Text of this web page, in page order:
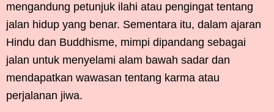
mengandung petunjuk ilahi atau pengingat tentang
jalan hidup yang benar. Sementara itu, dalam ajaran
Hindu dan Buddhisme, mimpi dipandang sebagai
jalan untuk menyelami alam bawah sadar dan
mendapatkan wawasan tentang karma atau
perjalanan jiwa.